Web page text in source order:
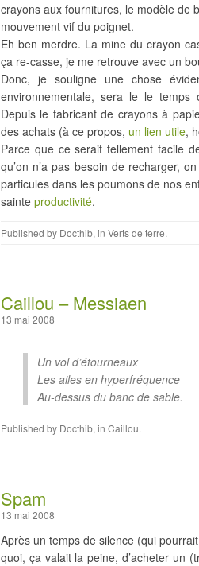
crayons aux fournitures, le modèle de
mouvement vif du poignet.
Eh ben merdre. La mine du crayon
ça re-casse, je me retrouve avec un
Donc, je souligne une chose
environnementale, sera le le
Depuis le fabricant de crayons à
des achats (à ce propos, un lien utile,
Parce que ce serait tellement facile
qu’on n’a pas besoin de recharger,
particules dans les poumons de nos
sainte productivité.
Published by Docthib, in Verts de terre.
Caillou – Messiaen
13 mai 2008
Un vol d’étourneaux
Les ailes en hyperfréquence
Au-dessus du banc de sable.
Published by Docthib, in Caillou.
Spam
13 mai 2008
Après un temps de silence (qui
quoi, ça valait la peine, d’acheter un